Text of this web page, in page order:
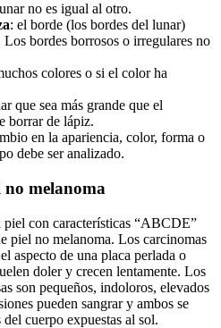
no es igual al otro.
: el borde (los bordes del lunar)
bordes borrosos o irregulares no
colores o si el color ha
que sea más grande que el
borrar de lápiz.
en la apariencia, color, forma o
debe ser analizado.
no melanoma
con características “ABCDE”
piel no melanoma. Los carcinomas
aspecto de una placa perlada o
doler y crecen lentamente. Los
son pequeños, indoloros, elevados
pueden sangrar y ambos se
cuerpo expuestas al sol.